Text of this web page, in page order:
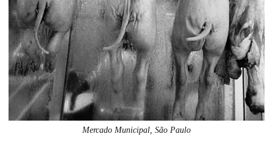
Mercado Municipal, São Paulo